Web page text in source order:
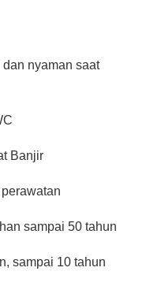
nyaman saat
Banjir
sampai 50 tahun
sampai 10 tahun